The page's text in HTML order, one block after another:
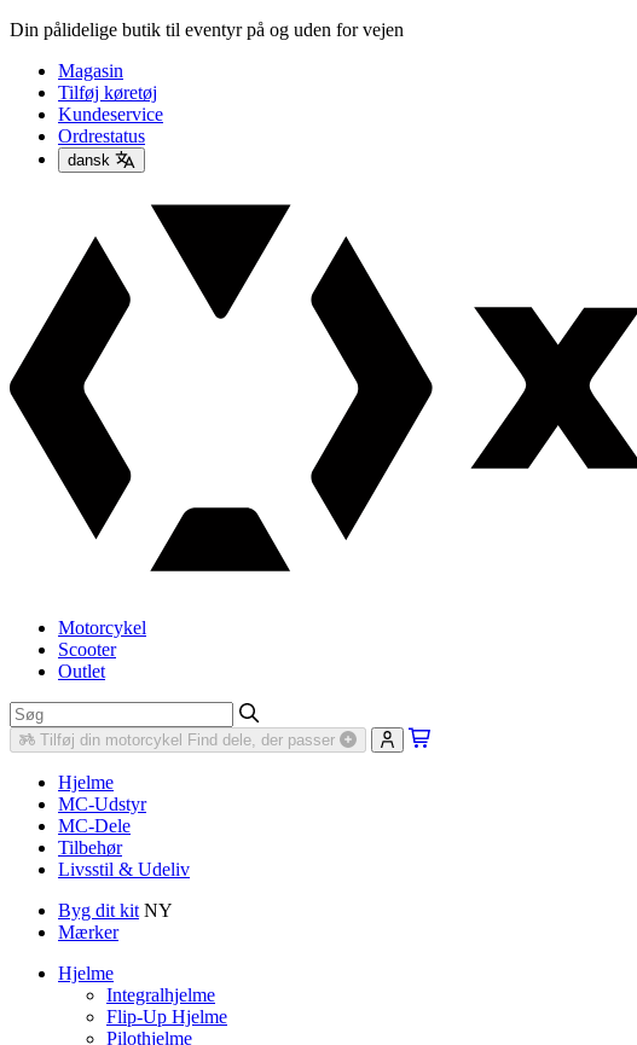
Din pålidelige butik til eventyr på og uden for vejen
Magasin
Tilføj køretøj
Kundeservice
Ordrestatus
dansk
Motorcykel
Scooter
Outlet
Tilføj din motorcykel Find dele, der passer
Hjelme
MC-Udstyr
MC-Dele
Tilbehør
Livsstil & Udeliv
Byg dit kit NY
Mærker
Hjelme
Integralhjelme
Flip-Up Hjelme
Pilothjelme